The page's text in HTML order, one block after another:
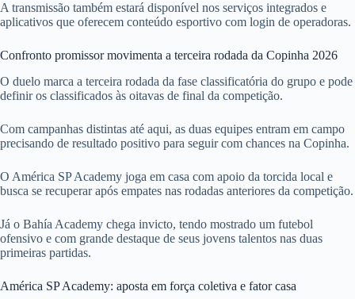
A transmissão também estará disponível nos serviços integrados e
aplicativos que oferecem conteúdo esportivo com login de operadoras.
Confronto promissor movimenta a terceira rodada da Copinha 2026
O duelo marca a terceira rodada da fase classificatória do grupo e pode
definir os classificados às oitavas de final da competição.
Com campanhas distintas até aqui, as duas equipes entram em campo
precisando de resultado positivo para seguir com chances na Copinha.
O América SP Academy joga em casa com apoio da torcida local e
busca se recuperar após empates nas rodadas anteriores da competição.
Já o Bahía Academy chega invicto, tendo mostrado um futebol
ofensivo e com grande destaque de seus jovens talentos nas duas
primeiras partidas.
América SP Academy: aposta em força coletiva e fator casa